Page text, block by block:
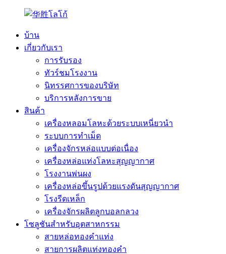
บ้าน
เกี่ยวกับเรา
การรับรอง
ทัวร์ชมโรงงาน
นิทรรศการของบริษัท
บริการหลังการขาย
สินค้า
เครื่องหลอมโลหะด้วยระบบเหนี่ยวนำ
ระบบการทำเม็ด
เครื่องจักรหล่อแบบต่อเนื่อง
เครื่องหล่อแท่งโลหะสุญญากาศ
โรงงานพ่นผง
เครื่องหล่อขึ้นรูปด้วยแรงดันสุญญากาศ
โรงรีดเหล็ก
เครื่องจักรผลิตลูกบอลกลวง
โซลูชันสำหรับอุตสาหกรรม
สายหล่อทองคำแท่ง
สายการผลิตแท่งทองคำ